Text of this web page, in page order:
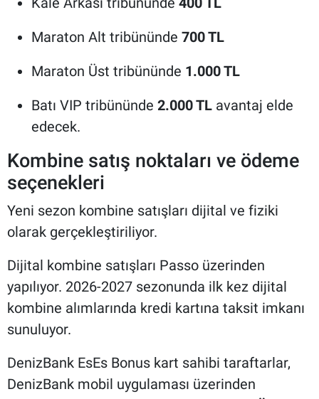
Maraton Alt tribününde 700 TL
Maraton Üst tribününde 1.000 TL
Batı VIP tribününde 2.000 TL avantaj elde
edecek.
Kombine satış noktaları ve ödeme
seçenekleri
Yeni sezon kombine satışları dijital ve fiziki
olarak gerçekleştiriliyor.
Dijital kombine satışları Passo üzerinden
yapılıyor. 2026-2027 sezonunda ilk kez dijital
kombine alımlarında kredi kartına taksit imkanı
sunuluyor.
DenizBank EsEs Bonus kart sahibi taraftarlar,
DenizBank mobil uygulaması üzerinden